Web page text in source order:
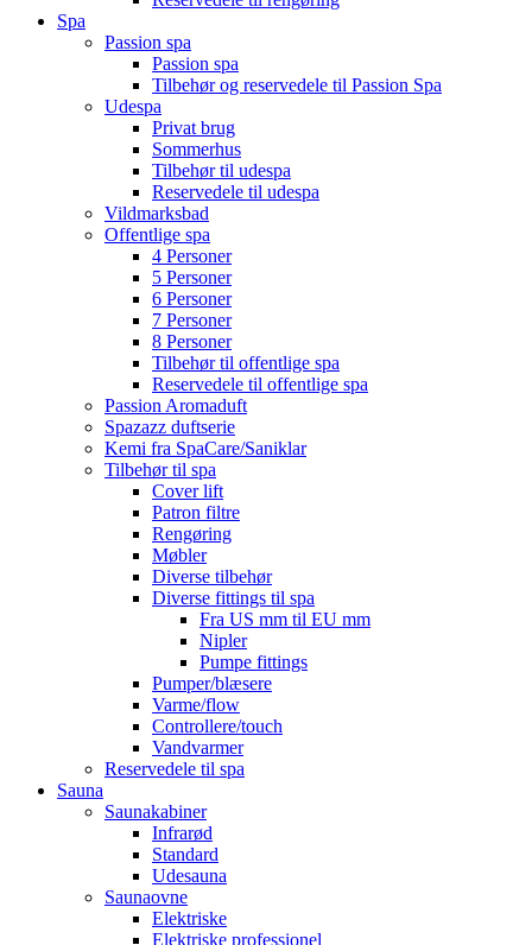
Spa
Passion spa
Passion spa
Tilbehør og reservedele til Passion Spa
Udespa
Privat brug
Sommerhus
Tilbehør til udespa
Reservedele til udespa
Vildmarksbad
Offentlige spa
4 Personer
5 Personer
6 Personer
7 Personer
8 Personer
Tilbehør til offentlige spa
Reservedele til offentlige spa
Passion Aromaduft
Spazazz duftserie
Kemi fra SpaCare/Saniklar
Tilbehør til spa
Cover lift
Patron filtre
Rengøring
Møbler
Diverse tilbehør
Diverse fittings til spa
Fra US mm til EU mm
Nipler
Pumpe fittings
Pumper/blæsere
Varme/flow
Controllere/touch
Vandvarmer
Reservedele til spa
Sauna
Saunakabiner
Infrarød
Standard
Udesauna
Saunaovne
Elektriske
Elektriske professionel